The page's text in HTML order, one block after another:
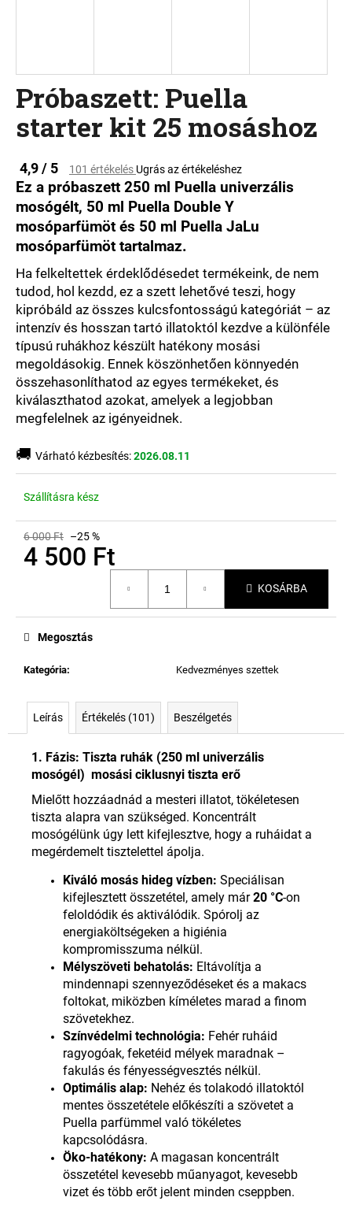
Próbaszett: Puella
starter kit 25 mosáshoz
A
termék
átlagos
értékelése
5-
4,8
csillag.
4,9 / 5 101 értékelés Ugrás az értékeléshez
Ez a próbaszett 250 ml Puella univerzális
mosógélt, 50 ml Puella Double Y
mosóparfümöt és 50 ml Puella JaLu
mosóparfümöt tartalmaz.
Ha felkeltettek érdeklődésedet termékeink, de nem
tudod, hol kezdd, ez a szett lehetővé teszi, hogy
kipróbáld az összes kulcsfontosságú kategóriát – az
intenzív és hosszan tartó illatoktól kezdve a különféle
típusú ruhákhoz készült hatékony mosási
megoldásokig. Ennek köszönhetően könnyedén
összehasonlíthatod az egyes termékeket, és
kiválaszthatod azokat, amelyek a legjobban
megfelelnek az igényeidnek.
🚚 Várható kézbesítés:2026.08.11
Szállításra kész
6 000 Ft –25 %
4 500 Ft
KOSÁRBA
Kategória: Kedvezményes szettek
Megosztás
Leírás Értékelés (101) Beszélgetés
1. Fázis: Tiszta ruhák (250 ml univerzális
mosógél) mosási ciklusnyi tiszta erő
Mielőtt hozzáadnád a mesteri illatot, tökéletesen
tiszta alapra van szükséged. Koncentrált
mosógélünk úgy lett kifejlesztve, hogy a ruháidat a
megérdemelt tisztelettel ápolja.
Kiváló mosás hideg vízben: Speciálisan
kifejlesztett összetétel, amely már20 °C-on
feloldódik és aktiválódik. Spórolj az
energiaköltségeken a higiénia
kompromisszuma nélkül.
Mélyszöveti behatolás: Eltávolítja a
mindennapi szennyeződéseket és a makacs
foltokat, miközben kíméletes marad a finom
szövetekhez.
Színvédelmi technológia: Fehér ruháid
ragyogóak, feketéid mélyek maradnak –
fakulás és fényességvesztés nélkül.
Optimális alap: Nehéz és tolakodó illatoktól
mentes összetétele előkészíti a szövetet a
Puella parfümmel való tökéletes
kapcsolódásra.
Öko-hatékony: A magasan koncentrált
összetétel kevesebb műanyagot, kevesebb
vizet és több erőt jelent minden cseppben.
á
n
j
k